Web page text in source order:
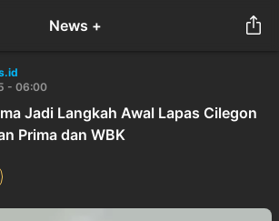
News +
- 06:00
Jadi Langkah Awal Lapas Cilegon
Prima dan WBK